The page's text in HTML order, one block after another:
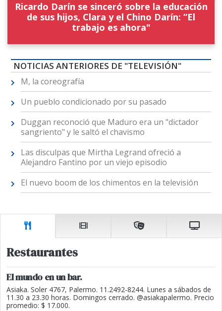
Ricardo Darín se sinceró sobre la educación
de sus hijos, Clara y el Chino Darín: “El
trabajo es ahora"
NOTICIAS ANTERIORES DE "TELEVISIÓN"
M, la coreografía
Un pueblo condicionado por su pasado
Duggan reconoció que Maduro era un "dictador
sangriento" y le saltó el chavismo
Las disculpas que Mirtha Legrand ofreció a
Alejandro Fantino por un viejo episodio
El nuevo boom de los chimentos en la televisión
Restaurantes
El mundo en un bar.
Asiaka. Soler 4767, Palermo. 11.2492-8244. Lunes a sábados de
11.30 a 23.30 horas. Domingos cerrado. @asiakapalermo. Precio
promedio: $ 17.000.